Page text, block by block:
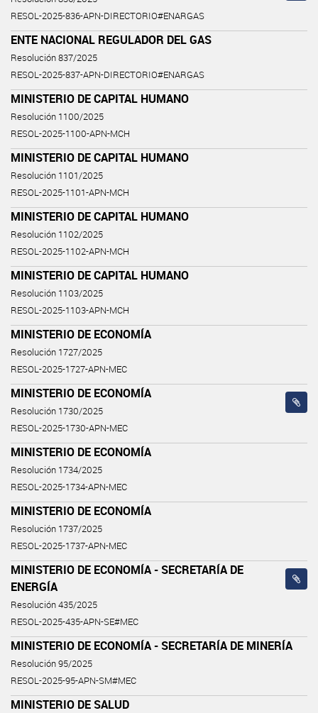
RESOL-2025-836-APN-DIRECTORIO#ENARGAS
ENTE NACIONAL REGULADOR DEL GAS
Resolución 837/2025
RESOL-2025-837-APN-DIRECTORIO#ENARGAS
MINISTERIO DE CAPITAL HUMANO
Resolución 1100/2025
RESOL-2025-1100-APN-MCH
MINISTERIO DE CAPITAL HUMANO
Resolución 1101/2025
RESOL-2025-1101-APN-MCH
MINISTERIO DE CAPITAL HUMANO
Resolución 1102/2025
RESOL-2025-1102-APN-MCH
MINISTERIO DE CAPITAL HUMANO
Resolución 1103/2025
RESOL-2025-1103-APN-MCH
MINISTERIO DE ECONOMÍA
Resolución 1727/2025
RESOL-2025-1727-APN-MEC
MINISTERIO DE ECONOMÍA
Resolución 1730/2025
RESOL-2025-1730-APN-MEC
MINISTERIO DE ECONOMÍA
Resolución 1734/2025
RESOL-2025-1734-APN-MEC
MINISTERIO DE ECONOMÍA
Resolución 1737/2025
RESOL-2025-1737-APN-MEC
MINISTERIO DE ECONOMÍA - SECRETARÍA DE
ENERGÍA
Resolución 435/2025
RESOL-2025-435-APN-SE#MEC
MINISTERIO DE ECONOMÍA - SECRETARÍA DE MINERÍA
Resolución 95/2025
RESOL-2025-95-APN-SM#MEC
MINISTERIO DE SALUD